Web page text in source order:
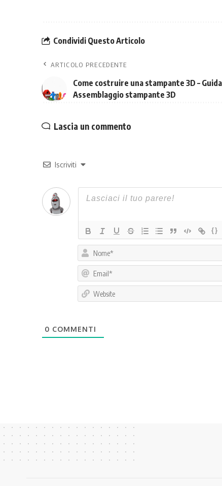
Condividi Questo Articolo
ARTICOLO PRECEDENTE
Come costruire una stampante 3D – Guida
Assemblaggio stampante 3D
Lascia un commento
Iscriviti
{}
0 COMMENTI